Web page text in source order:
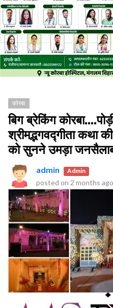
कोरबा
बिग ब्रेकिंग
श्रीमद्भगवद्गीता कथा
को सुनने उमड़ा
admin Admin
posted on 2 months ago